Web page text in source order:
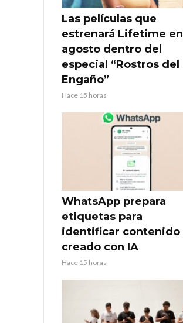
Las películas que
estrenará Lifetime en
agosto dentro del
especial “Rostros del
Engaño”
Hace 15 horas
WhatsApp prepara
etiquetas para
identificar contenido
creado con IA
Hace 15 horas